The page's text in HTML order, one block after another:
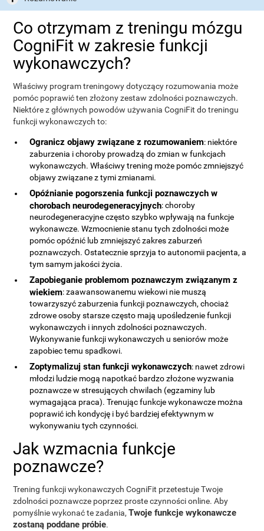
Co otrzymam z treningu mózgu
CogniFit w zakresie funkcji
wykonawczych?
Właściwy program treningowy dotyczący rozumowania może
pomóc poprawić ten złożony zestaw zdolności poznawczych.
Niektóre z głównych powodów używania CogniFit do treningu
funkcji wykonawczych to:
Ogranicz objawy związane z rozumowaniem: niektóre
zaburzenia i choroby prowadzą do zmian w funkcjach
wykonawczych. Właściwy trening może pomóc zmniejszyć
objawy związane z tymi zmianami.
Opóźnianie pogorszenia funkcji poznawczych w
chorobach neurodegeneracyjnych: choroby
neurodegeneracyjne często szybko wpływają na funkcje
wykonawcze. Wzmocnienie stanu tych zdolności może
pomóc opóźnić lub zmniejszyć zakres zaburzeń
poznawczych. Ostatecznie sprzyja to autonomii pacjenta, a
tym samym jakości życia.
Zapobieganie problemom poznawczym związanym z
wiekiem: zaawansowanemu wiekowi nie muszą
towarzyszyć zaburzenia funkcji poznawczych, chociaż
zdrowe osoby starsze często mają upośledzenie funkcji
wykonawczych i innych zdolności poznawczych.
Wykonywanie funkcji wykonawczych u seniorów może
zapobiec temu spadkowi.
Zoptymalizuj stan funkcji wykonawczych: nawet zdrowi
młodzi ludzie mogą napotkać bardzo złożone wyzwania
poznawcze w stresujących chwilach (egzaminy lub
wymagająca praca). Trenując funkcje wykonawcze można
poprawić ich kondycję i być bardziej efektywnym w
wykonywaniu tych czynności.
Jak wzmacnia funkcje
poznawcze?
Trening funkcji wykonawczych CogniFit przetestuje Twoje
zdolności poznawcze poprzez proste czynności online. Aby
pomyślnie wykonać te zadania,Twoje funkcje wykonawcze
zostaną poddane próbie.